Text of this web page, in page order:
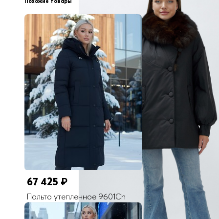
Укороченная модель
Внутренние карманы
Есть (потайной)
Длина одежды
До бедра
Коллекция
Осень-зима 2024
Покрой
Прямой/Свободный
Тип рукава
Длинная на резинке (потойной разрез)
Опции капюшона
Без капюшона
Внутренние швы
Проклеены/Прошиты
Комплектация
Полупальто-куртка/Мех песец
Тип кармана
Прорезной (утеплено флисом)
67 425 ₽
Пальто утепленное 9601Ch